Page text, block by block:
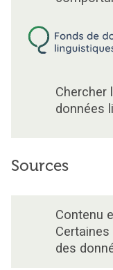
Chercher
données
Sources
Contenu
des